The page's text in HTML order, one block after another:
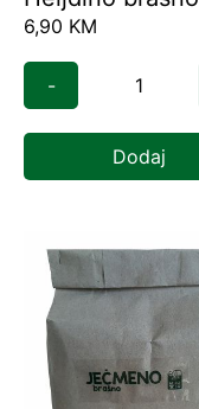
6,90 KM
-
Dodaj